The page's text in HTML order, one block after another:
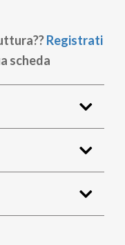
Registrati
scheda